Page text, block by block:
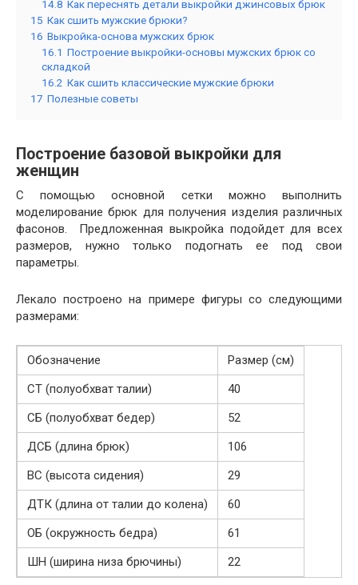
14.8 Как переснять детали выкройки джинсовых брюк
15 Как сшить мужские брюки?
16 Выкройка-основа мужских брюк
16.1 Построение выкройки-основы мужских брюк со
складкой
16.2 Как сшить классические мужские брюки
17 Полезные советы
Построение базовой выкройки для
женщин
С помощью основной сетки можно выполнить
моделирование брюк для получения изделия различных
фасонов. Предложенная выкройка подойдет для всех
размеров, нужно только подогнать ее под свои
параметры.
Лекало построено на примере фигуры со следующими
размерами:
Обозначение
Размер (см)
СТ (полуобхват талии)
40
СБ (полуобхват бедер)
52
ДСБ (длина брюк)
106
ВС (высота сидения)
29
ДТК (длина от талии до колена)
60
ОБ (окружность бедра)
61
ШН (ширина низа брючины)
22